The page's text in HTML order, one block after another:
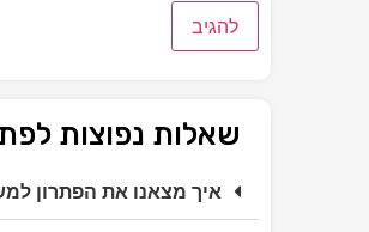
שאלות נפוצות
איך מצאנו את הפתרון